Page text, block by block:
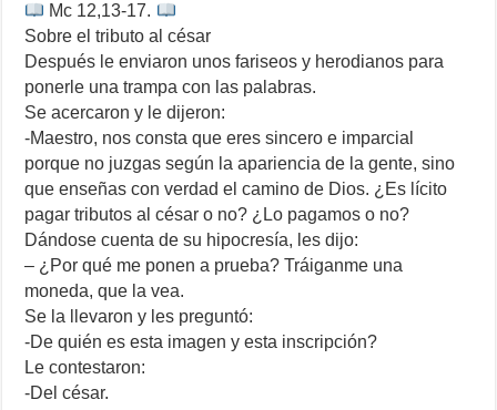
Mc 12,13-17.
Sobre el tributo al césar
Después le enviaron unos fariseos y herodianos para
ponerle una trampa con las palabras.
Se acercaron y le dijeron:
-Maestro, nos consta que eres sincero e imparcial
porque no juzgas según la apariencia de la gente, sino
que enseñas con verdad el camino de Dios. ¿Es lícito
pagar tributos al césar o no? ¿Lo pagamos o no?
Dándose cuenta de su hipocresía, les dijo:
– ¿Por qué me ponen a prueba? Tráiganme una
moneda, que la vea.
Se la llevaron y les preguntó:
-De quién es esta imagen y esta inscripción?
Le contestaron:
-Del césar.